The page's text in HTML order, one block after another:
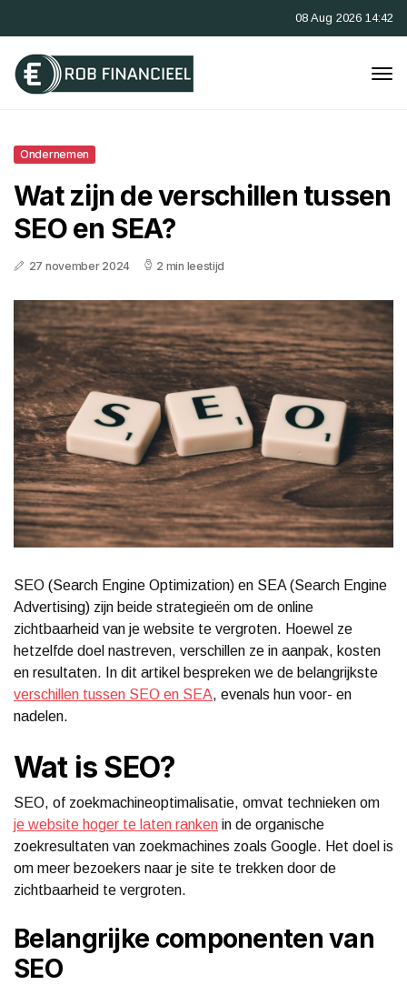
08 Aug 2026 14:42
Ondernemen
Wat zijn de verschillen tussen
SEO en SEA?
27 november 2024 2 min leestijd
SEO (Search Engine Optimization) en SEA (Search Engine
Advertising) zijn beide strategieën om de online
zichtbaarheid van je website te vergroten. Hoewel ze
hetzelfde doel nastreven, verschillen ze in aanpak, kosten
en resultaten. In dit artikel bespreken we de belangrijkste
verschillen tussen SEO en SEA, evenals hun voor- en
nadelen.
Wat is SEO?
SEO, of zoekmachineoptimalisatie, omvat technieken om
je website hoger te laten ranken in de organische
zoekresultaten van zoekmachines zoals Google. Het doel is
om meer bezoekers naar je site te trekken door de
zichtbaarheid te vergroten.
Belangrijke componenten van
SEO